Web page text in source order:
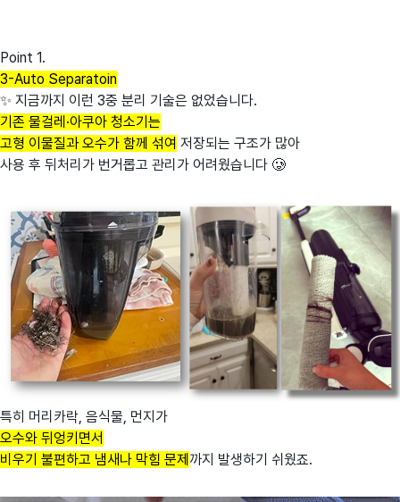
Point 1.
3-Auto Separatoin
✨ 지금까지 이런 3중 분리 기술은 없었습니다.
기존 물걸레·아쿠아 청소기는
고형 이물질과 오수가 함께 섞여 저장되는 구조가 많아
사용 후 뒤처리가 번거롭고 관리가 어려웠습니다 🥲
특히 머리카락, 음식물, 먼지가
오수와 뒤엉키면서
비우기 불편하고 냄새나 막힘 문제까지 발생하기 쉬웠죠.